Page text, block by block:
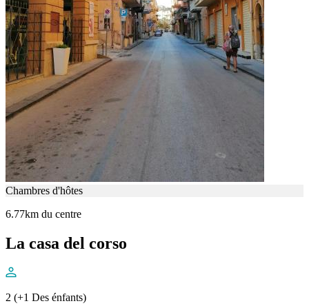
Chambres d'hôtes
6.77km du centre
La casa del corso
2 (+1 Des énfants)